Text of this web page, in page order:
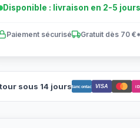
Disponible : livraison en 2-5
Paiement sécurisé Gratuit dès 70 €*
sous 14 joursBancontact VISA